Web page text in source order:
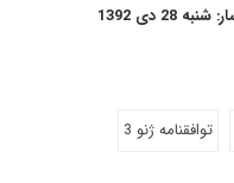
توافقنامه ژنو 3